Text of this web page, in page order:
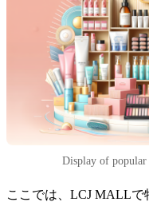
Display of popular
ここでは、LCJ MALL